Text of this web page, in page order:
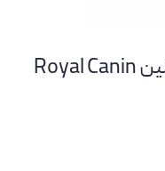
پوچ سگ بالغ پودل رویال کنین Royal Canin